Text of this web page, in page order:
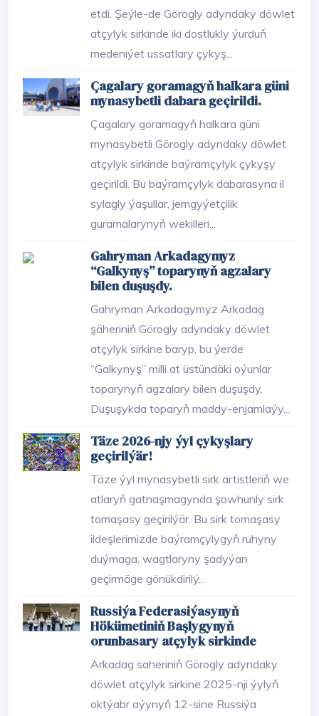
etdi. Şeýle-de Görogly adyndaky döwlet
atçylyk sirkinde iki dostlukly ýurduň
medeniýet ussatlary çykyş...
Çagalary goramagyň halkara güni
mynasybetli dabara geçirildi.
Çagalary goramagyň halkara güni
mynasybetli Görogly adyndaky döwlet
atçylyk sirkinde baýramçylyk çykyşy
geçirildi. Bu baýramçylyk dabarasyna il
sylagly ýaşullar, jemgyýetçilik
guramalarynyň wekilleri...
Gahryman Arkadagymyz
“Galkynyş” toparynyň agzalary
bilen duşuşdy.
Gahryman Arkadagymyz Arkadag
şäheriniň Görogly adyndaky döwlet
atçylyk sirkine baryp, bu ýerde
“Galkynyş” milli at üstündäki oýunlar
toparynyň agzalary bilen duşuşdy.
Duşuşykda toparyň maddy-enjamlaýy...
Täze 2026-njy ýyl çykyşlary
geçirilýär!
Täze ýyl mynasybetli sirk artistleriň we
atlaryň gatnaşmagynda şowhunly sirk
tomaşasy geçirilýär. Bu sirk tomaşasy
ildeşlerimizde baýramçylygyň ruhyny
duýmaga, wagtlaryny şadyýan
geçirmäge gönükdirilý...
Russiýa Federasiýasynyň
Hökümetiniň Başlygynyň
orunbasary atçylyk sirkinde
Arkadag saheriniň Görogly adyndaky
döwlet atçylyk sirkine 2025-nji ýylyň
oktýabr aýynyň 12-sine Russiýa